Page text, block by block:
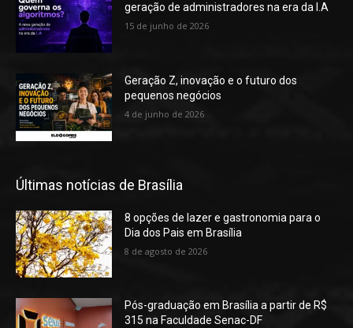
geração de administradores na era da I.A
15 de junho de 2026
Geração Z, inovação e o futuro dos
pequenos negócios
4 de junho de 2026
Últimas notícias de Brasília
8 opções de lazer e gastronomia para o
Dia dos Pais em Brasília
8 de agosto de 2026
Pós-graduação em Brasília a partir de R$
315 na Faculdade Senac-DF